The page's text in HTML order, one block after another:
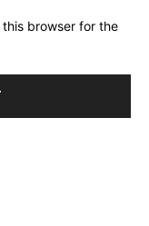
browser for the